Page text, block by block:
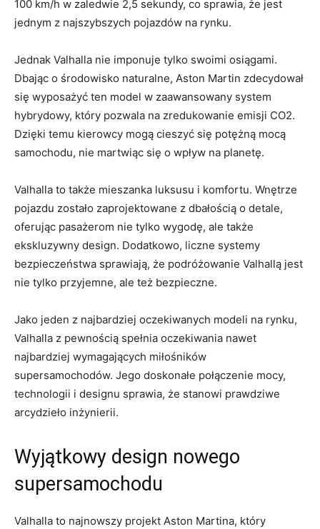
100 km/h w zaledwie 2,5 sekundy, co sprawia, że⁤ jest
jednym z najszybszych pojazdów na rynku.
Jednak Valhalla nie imponuje ⁢tylko⁣ swoimi osiągami.
Dbając o środowisko naturalne, Aston Martin zdecydował
się wyposażyć‍ ten model w zaawansowany system
hybrydowy, ⁢który pozwala na zredukowanie emisji CO2.
Dzięki⁣ temu kierowcy mogą cieszyć się potężną mocą
samochodu, nie martwiąc się o wpływ na planetę.
Valhalla to także mieszanka luksusu i komfortu. Wnętrze
pojazdu zostało zaprojektowane ​z dbałością​ o detale,
oferując pasażerom nie tylko wygodę,⁤ ale ⁢także
ekskluzywny design.⁢ Dodatkowo, liczne systemy
bezpieczeństwa sprawiają, że podróżowanie ⁤Valhallą jest
nie tylko przyjemne, ale‍ też bezpieczne.
Jako jeden z najbardziej oczekiwanych ⁣modeli ⁢na rynku,
⁣Valhalla z pewnością spełnia oczekiwania nawet‌
najbardziej wymagających miłośników
supersamochodów.⁤ Jego doskonałe‍ połączenie mocy,
technologii i designu sprawia, ⁢że stanowi prawdziwe
arcydzieło inżynierii.
Wyjątkowy design ​nowego
supersamochodu
Valhalla to najnowszy projekt ⁤Aston⁣ Martina,⁤ który